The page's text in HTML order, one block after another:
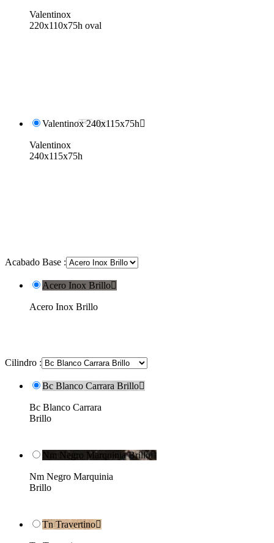
Valentinox
220x110x75h oval
Valentinox 240x115x75h
Valentinox
240x115x75h
Acabado Base :
Acero Inox Brillo
Acero Inox Brillo
Cilindro :
Bc Blanco Carrara Brillo
Bc Blanco Carrara
Brillo
Nm Negro Marquinia Brillo
Nm Negro Marquinia
Brillo
Tn Travertino